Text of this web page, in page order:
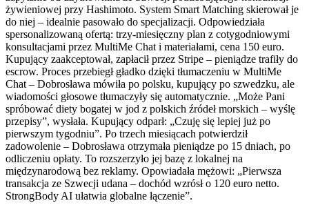
żywieniowej przy Hashimoto. System Smart Matching skierował je
do niej – idealnie pasowało do specjalizacji. Odpowiedziała
spersonalizowaną ofertą: trzy-miesięczny plan z cotygodniowymi
konsultacjami przez MultiMe Chat i materiałami, cena 150 euro.
Kupujący zaakceptował, zapłacił przez Stripe – pieniądze trafiły do
escrow. Proces przebiegł gładko dzięki tłumaczeniu w MultiMe
Chat – Dobrosława mówiła po polsku, kupujący po szwedzku, ale
wiadomości głosowe tłumaczyły się automatycznie. „Może Pani
spróbować diety bogatej w jod z polskich źródeł morskich – wyślę
przepisy”, wysłała. Kupujący odparł: „Czuję się lepiej już po
pierwszym tygodniu”. Po trzech miesiącach potwierdził
zadowolenie – Dobrosława otrzymała pieniądze po 15 dniach, po
odliczeniu opłaty. To rozszerzyło jej bazę z lokalnej na
międzynarodową bez reklamy. Opowiadała mężowi: „Pierwsza
transakcja ze Szwecji udana – dochód wzrósł o 120 euro netto.
StrongBody AI ułatwia globalne łączenie”.